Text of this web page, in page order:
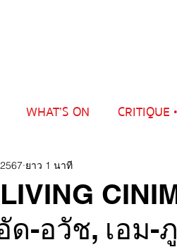
WHAT’S ON CRITIQUE
LIVING
ด-อวัช, เอม
ยาว 1 นาที